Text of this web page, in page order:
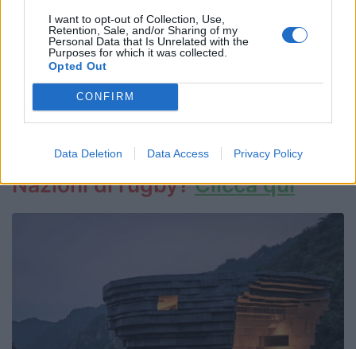
I want to opt-out of Collection, Use,
Retention, Sale, and/or Sharing of my
Personal Data that Is Unrelated with the
Purposes for which it was collected.
Opted Out
CONFIRM
Data Deletion Data Access Privacy Policy
Domenica 25 febbraio
Ore 16.00 Francia - Italia (Stade Pierre Mauroy,
Il calendario del 6 Nazioni 2024
Chi trasmette le dirette del 6
Nazioni di rugby? Clicca qui